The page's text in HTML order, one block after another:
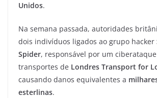
Unidos.
Na semana passada, autoridades
dois indivíduos ligados ao grupo hacker
Spider, responsável por um
transportes de Londres Transport for
causando danos equivalentes a
esterlinas.